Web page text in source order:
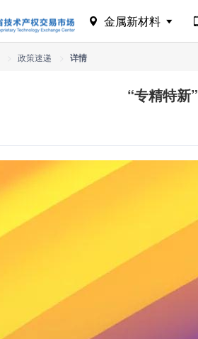
金属新材料
政策速递 详情
“专精特新